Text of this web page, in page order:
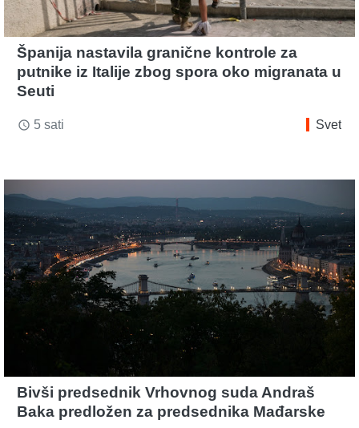
Španija nastavila granične kontrole za
putnike iz Italije zbog spora oko migranata u
Seuti
access_time 5 sati Svet
Bivši predsednik Vrhovnog suda Andraš
Baka predložen za predsednika Mađarske